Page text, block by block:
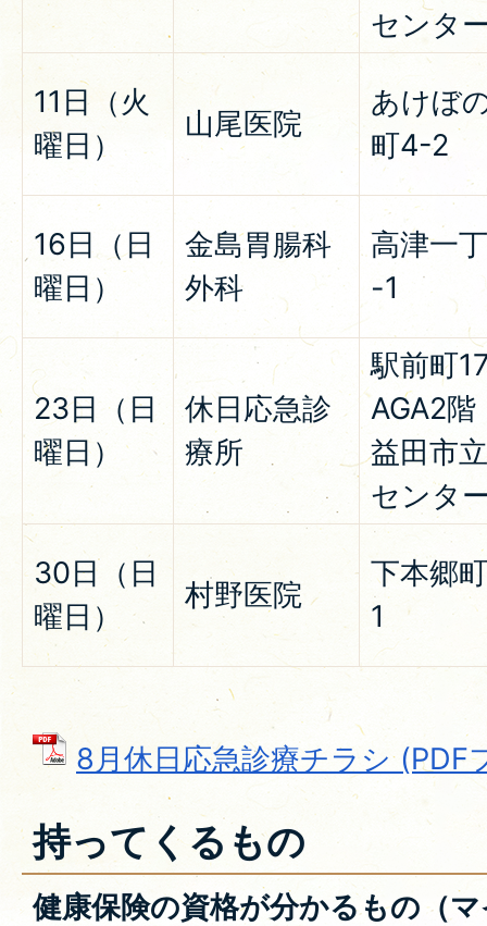
センタ
11日（火
曜日）
山尾医院
あけぼ
町4-2
16日（日
曜日）
金島胃腸科
外科
高津一
-1
23日（日
曜日）
休日応急診
療所
駅前町
AGA2階
益田市
センタ
30日（日
曜日）
村野医院
下本郷
1
8月休日応急診療チラシ (PDF
持ってくるもの
健康保険の資格が分かるもの（